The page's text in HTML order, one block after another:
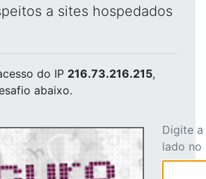
a sites hospedados
do IP 216.73.216.215,
abaixo.
Digite
lado no